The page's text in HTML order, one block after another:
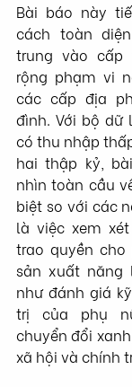
Bài báo này
cách toàn
trung vào cấp
rộng phạm vi
các cấp địa
đình. Với bộ dữ
có thu nhập
hai thập kỷ,
nhìn toàn cầu
biệt so với các
là việc xem
trao quyền
sản xuất năng
như đánh giá
trị của phụ
chuyển đổi
xã hội và chính